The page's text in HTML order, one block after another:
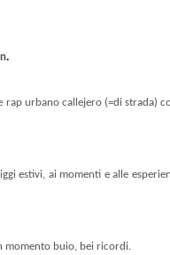
.
urbano callejero (=di strada)
estivi, ai momenti e alle
momento buio, bei ricordi.